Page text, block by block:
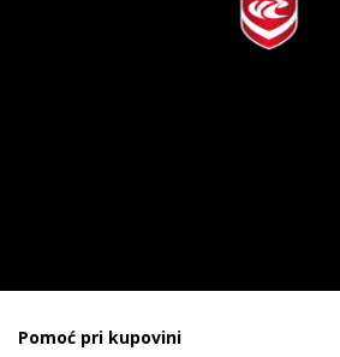
Pomoć pri kupovini